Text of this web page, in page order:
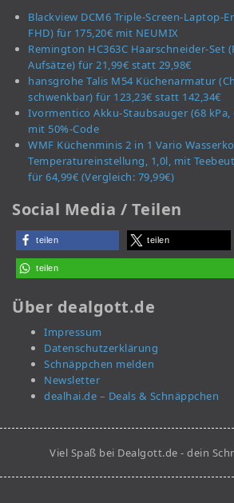
Blackview DCM6 Triple-Screen-Laptop-
FHD) für 175,20€ mit NEUMIX
Remington HC363C Haarschneider-Set
Aufsätze) für 21,99€ statt 29,98€
hansgrohe Talis M54 Küchenarmatur
schwenkbar) für 123,23€ statt 142,34€
Ivormentico Akku-Staubsauger (68 kPa,
mit 50%-Code
WMF Küchenminis 2 in 1 Vario
Temperatureinstellung, 1,0l, mit
für 64,99€ (Vergleich: 79,99€)
Social Media / Teilen
teilen teilen
teilen
Über dealgott.de
Impressum
Datenschutzerklärung
Schnäppchen melden
Newsletter
dealhai.de – Deals & Schnäppchen
Viel Spaß bei Dealgott.de - dein